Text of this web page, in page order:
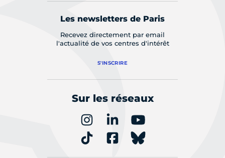
Les newsletters de Paris
Recevez directement par email
l'actualité de vos centres d'intérêt
S'INSCRIRE
Sur les réseaux